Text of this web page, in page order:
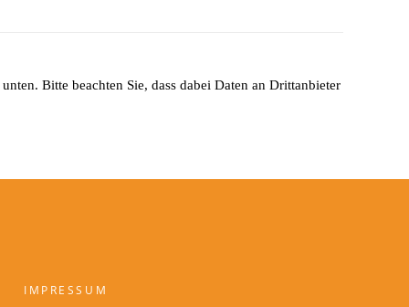
Bitte beachten Sie, dass dabei Daten an Drittanbieter
IMPRESSUM